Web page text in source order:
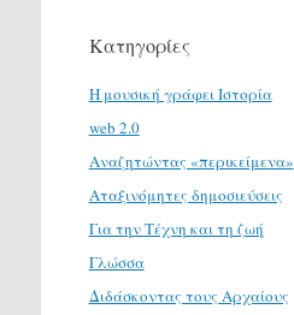
Κατηγορίες
H μουσική γράφει Ιστορία
web 2.0
Αναζητώντας «περικείμενα»
Αταξινόμητες δημοσιεύσεις
Για την Τέχνη και τη ζωή
Γλώσσα
Διδάσκοντας τους Αρχαίους